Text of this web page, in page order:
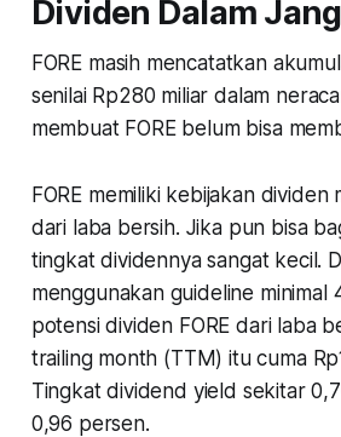
Dividen Dalam
FORE masih mencatatkan
senilai Rp280 miliar dalam
membuat FORE belum bisa
FORE memiliki kebijakan dividen
dari laba bersih. Jika pun bisa
tingkat dividennya sangat kecil.
menggunakan guideline minimal
potensi dividen FORE dari laba
trailing month (TTM) itu cuma
Tingkat dividend yield sekitar
0,96 persen.